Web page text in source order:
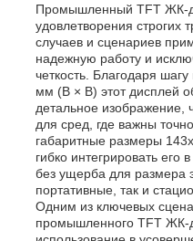
Промышленный TFT ЖК-
удовлетворения строгих
случаев и сценариев
надежную работу и
четкость. Благодаря
мм (В × В) этот дисплей
детальное изображение,
для сред, где важны
габаритные размеры
гибко интегрировать его
без ущерба для размера
портативные, так и
Одним из ключевых
промышленного TFT ЖК-